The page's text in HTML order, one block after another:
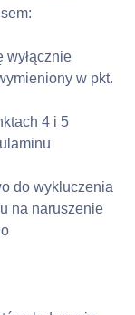
wyłącznie
w pkt.
4 i 5
do wykluczenia
na naruszenie